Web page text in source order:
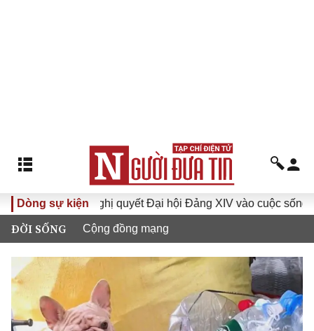
Dòng sự kiện
Đưa Nghị quyết Đại hội Đảng XIV vào cuộc sống
ĐỜI SỐNG Cộng đồng mạng